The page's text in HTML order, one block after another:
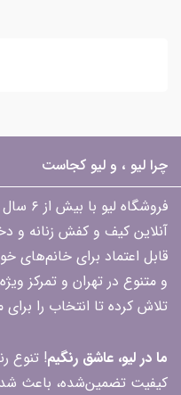
چرا لیو ، و لیو کجاست
آنلاین کیف و کفش زنانه و
قابل اعتماد برای خانم‌های
و متنوع در تهران و
تلاش کرده تا انتخاب را
ما در لیو، عاشق رنگیم! تنوع
کیفیت تضمین‌شده، باعث شده